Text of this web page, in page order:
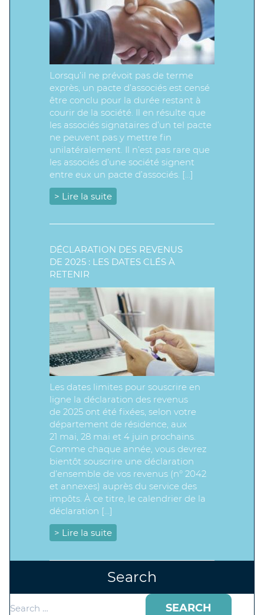
Lorsqu’il ne prévoit pas de terme
exprès, un pacte d’associés est censé
être conclu pour la durée restant à
courir de la société. Il en résulte que
les associés signataires d’un tel pacte
ne peuvent pas y mettre fin
unilatéralement. Il n’est pas rare que
les associés d’une société signent
entre eux un pacte d’associés. […]
> Lire la suite
DÉCLARATION DES REVENUS
DE 2025 : LES DATES CLÉS À
RETENIR
Les dates limites pour souscrire en
ligne la déclaration des revenus
de 2025 ont été fixées, selon votre
département de résidence, aux
21 mai, 28 mai et 4 juin prochains.
Comme chaque année, vous devrez
bientôt souscrire une déclaration
d’ensemble de vos revenus (n° 2042
et annexes) auprès du service des
impôts. À ce titre, le calendrier de la
déclaration […]
> Lire la suite
Search
for: